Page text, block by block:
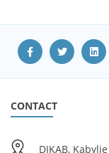
CONTACT
DIKAB, Kabylie